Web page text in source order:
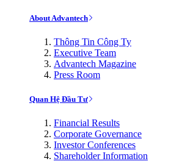
About Advantech
Thông Tin Công Ty
Executive Team
Advantech Magazine
Press Room
Quan Hệ Đầu Tư
Financial Results
Corporate Governance
Investor Conferences
Shareholder Information